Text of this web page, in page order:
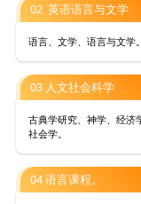
02 英语语言与文学
语言、文学、语言与文学。
03 人文社会科学
古典学研究、神学、经济
社会学。
04 语言课程。